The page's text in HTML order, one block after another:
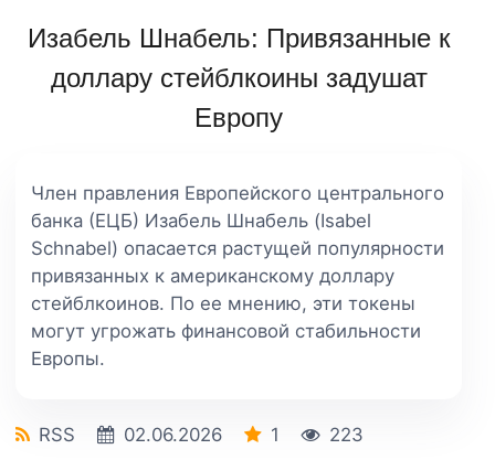
Изабель Шнабель: Привязанные к
доллару стейблкоины задушат
Европу
Член правления Европейского центрального
банка (ЕЦБ) Изабель Шнабель (Isabel
Schnabel) опасается растущей популярности
привязанных к американскому доллару
стейблкоинов. По ее мнению, эти токены
могут угрожать финансовой стабильности
Европы.
RSS 02.06.2026 1
223